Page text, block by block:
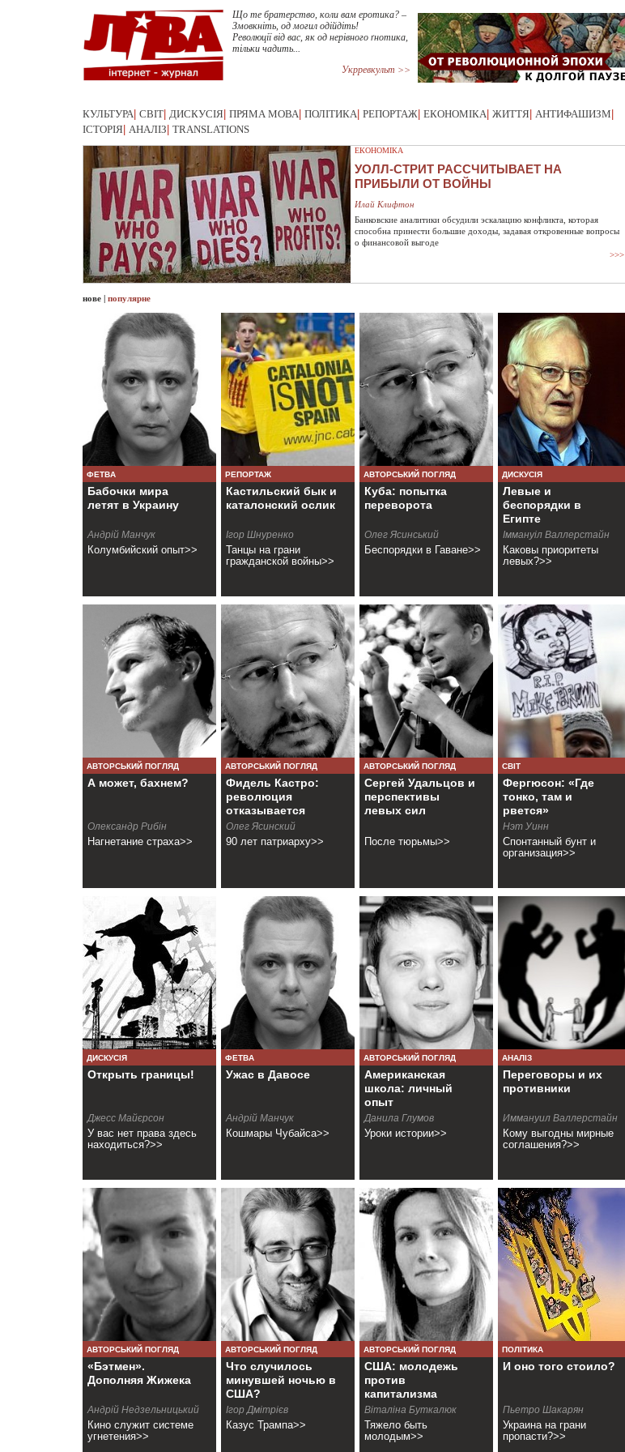
Що те братерство, коли вам еротика? –
Змовкніть, од могил одійдіть!
Революції від вас, як од нерівного ґнотика,
тільки чадить...
Укрревкульт >>
КУЛЬТУРА СВІТ ДИСКУСІЯ ПРЯМА МОВА ПОЛІТИКА РЕПОРТАЖ ЕКОНОМІКА ЖИТТЯ АНТИФАШИЗМ
ІСТОРІЯ АНАЛІЗ TRANSLATIONS
ЕКОНОМІКА
УОЛЛ-СТРИТ РАССЧИТЫВАЕТ НА
ПРИБЫЛИ ОТ ВОЙНЫ
Илай Клифтон
Банковские аналитики обсудили эскалацию конфликта, которая
способна принести большие доходы, задавая откровенные вопросы
о финансовой выгоде
>>>
нове | популярне
ФЕТВА
Бабочки мира
летят в Украину
Андрій Манчук
Колумбийский опыт>>
РЕПОРТАЖ
Кастильский бык и
каталонский ослик
Ігор Шнуренко
Танцы на грани
гражданской войны>>
АВТОРСЬКИЙ ПОГЛЯД
Куба: попытка
переворота
Олег Ясинський
Беспорядки в Гаване>>
ДИСКУСІЯ
Левые и
беспорядки в
Египте
Іммануіл Валлерстайн
Каковы приоритеты
левых?>>
АВТОРСЬКИЙ ПОГЛЯД
А может, бахнем?
Олександр Рибін
Нагнетание страха>>
АВТОРСЬКИЙ ПОГЛЯД
Фидель Кастро:
революция
отказывается
умирать
Олег Ясинский
90 лет патриарху>>
АВТОРСЬКИЙ ПОГЛЯД
Сергей Удальцов и
перспективы
левых сил
После тюрьмы>>
СВІТ
Фергюсон: «Где
тонко, там и
рвется»
Нэт Уинн
Спонтанный бунт и
организация>>
ДИСКУСІЯ
Открыть границы!
Джесс Майєрсон
У вас нет права здесь
находиться?>>
ФЕТВА
Ужас в Давосе
Андрій Манчук
Кошмары Чубайса>>
АВТОРСЬКИЙ ПОГЛЯД
Американская
школа: личный
опыт
Данила Глумов
Уроки истории>>
АНАЛІЗ
Переговоры и их
противники
Иммануил Валлерстайн
Кому выгодны мирные
соглашения?>>
АВТОРСЬКИЙ ПОГЛЯД
«Бэтмен».
Дополняя Жижека
Андрій Недзельницький
Кино служит системе
угнетения>>
АВТОРСЬКИЙ ПОГЛЯД
Что случилось
минувшей ночью в
США?
Ігор Дмітрієв
Казус Трампа>>
АВТОРСЬКИЙ ПОГЛЯД
США: молодежь
против
капитализма
Віталіна Буткалюк
Тяжело быть
молодым>>
ПОЛІТИКА
И оно того стоило?
Пьетро Шакарян
Украина на грани
пропасти?>>